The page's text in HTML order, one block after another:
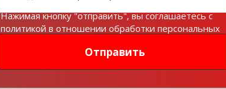
Отправить
Нажимая кнопку "отправить", вы соглашаетесь с
политикой в отношении обработки персональных